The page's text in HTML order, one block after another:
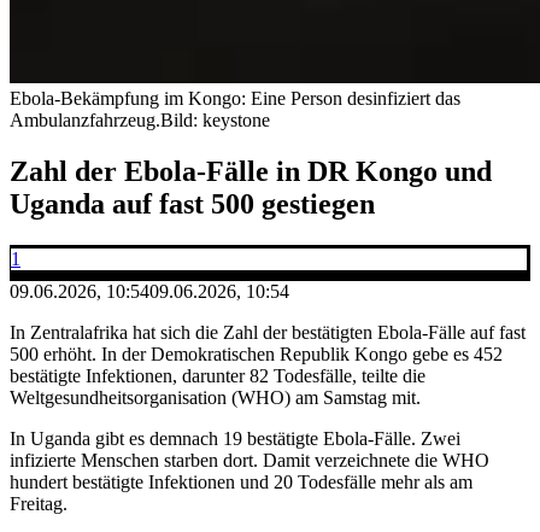
Ebola-Bekämpfung im Kongo: Eine Person desinfiziert das
Ambulanzfahrzeug.Bild: keystone
Zahl der Ebola-Fälle in DR Kongo und
Uganda auf fast 500 gestiegen
1
09.06.2026, 10:5409.06.2026, 10:54
In Zentralafrika hat sich die Zahl der bestätigten Ebola-Fälle auf fast
500 erhöht. In der Demokratischen Republik Kongo gebe es 452
bestätigte Infektionen, darunter 82 Todesfälle, teilte die
Weltgesundheitsorganisation (WHO) am Samstag mit.
In Uganda gibt es demnach 19 bestätigte Ebola-Fälle. Zwei
infizierte Menschen starben dort. Damit verzeichnete die WHO
hundert bestätigte Infektionen und 20 Todesfälle mehr als am
Freitag.